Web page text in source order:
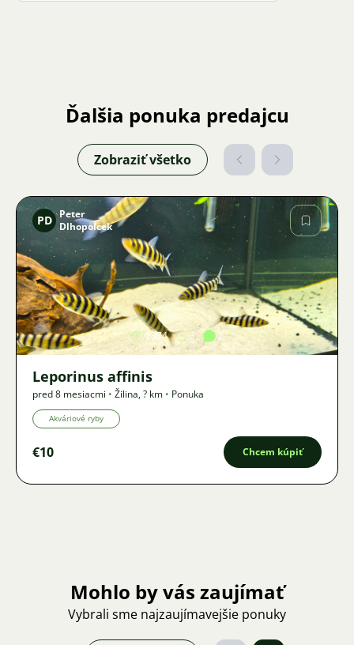
Ďalšia ponuka predajcu
Zobraziť všetko
Obrázok
PD
Peter
Dlhopolcek
1374 3 2
Leporinus affinis
pred 8 mesiacmi • Žilina,? km • Ponuka
Akváriové ryby
€10 Chcem kúpiť
Mohlo by vás zaujímať
Vybrali sme najzaujímavejšie ponuky